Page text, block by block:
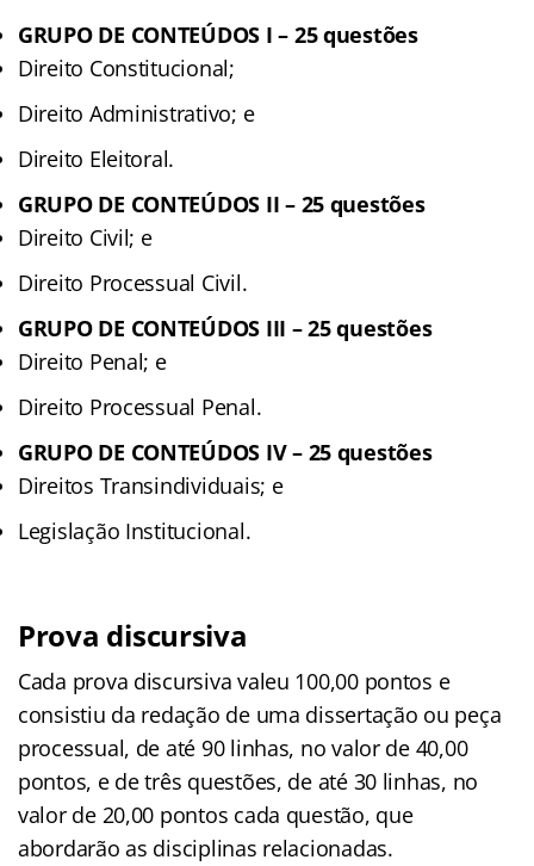
GRUPO DE CONTEÚDOS I – 25 questões
Direito Constitucional;
Direito Administrativo; e
Direito Eleitoral.
GRUPO DE CONTEÚDOS II – 25 questões
Direito Civil; e
Direito Processual Civil.
GRUPO DE CONTEÚDOS III – 25 questões
Direito Penal; e
Direito Processual Penal.
GRUPO DE CONTEÚDOS IV – 25 questões
Direitos Transindividuais; e
Legislação Institucional.
Prova discursiva
Cada prova discursiva valeu 100,00 pontos e
consistiu da redação de uma dissertação ou peça
processual, de até 90 linhas, no valor de 40,00
pontos, e de três questões, de até 30 linhas, no
valor de 20,00 pontos cada questão, que
abordarão as disciplinas relacionadas.